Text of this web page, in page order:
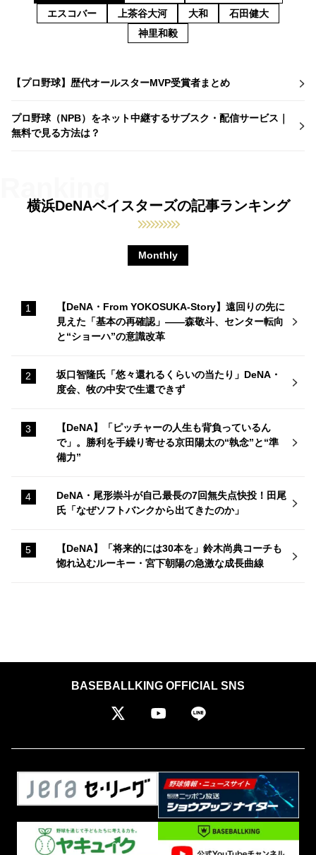
エスコバー
上茶谷大河 大和
石田健大
神里和毅
【プロ野球】歴代オールスターMVP受賞者まとめ
プロ野球（NPB）をネット中継するサブスク・配信サービス｜
無料で見る方法は？
横浜DeNAベイスターズの記事ランキング
Monthly
【DeNA・From YOKOSUKA-Story】遠回りの先に
見えた「基本の再確認」——森敬斗、センター転向
と“ショーハ”の意識改革
坂口智隆氏「悠々還れるくらいの当たり」DeNA・
度会、牧の中安で生還できず
【DeNA】「ピッチャーの人生も背負っているん
で」。勝利を手繰り寄せる京田陽太の“執念”と“準
備力”
DeNA・尾形崇斗が自己最長の7回無失点快投！田尾
氏「なぜソフトバンクから出てきたのか」
【DeNA】「将来的には30本を」鈴木尚典コーチも
惚れ込むルーキー・宮下朝陽の急激な成長曲線
BASEBALLKING OFFICIAL SNS